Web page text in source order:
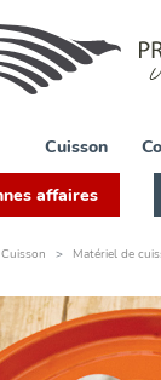
Cuisson
affaires
Cuisson Matériel de